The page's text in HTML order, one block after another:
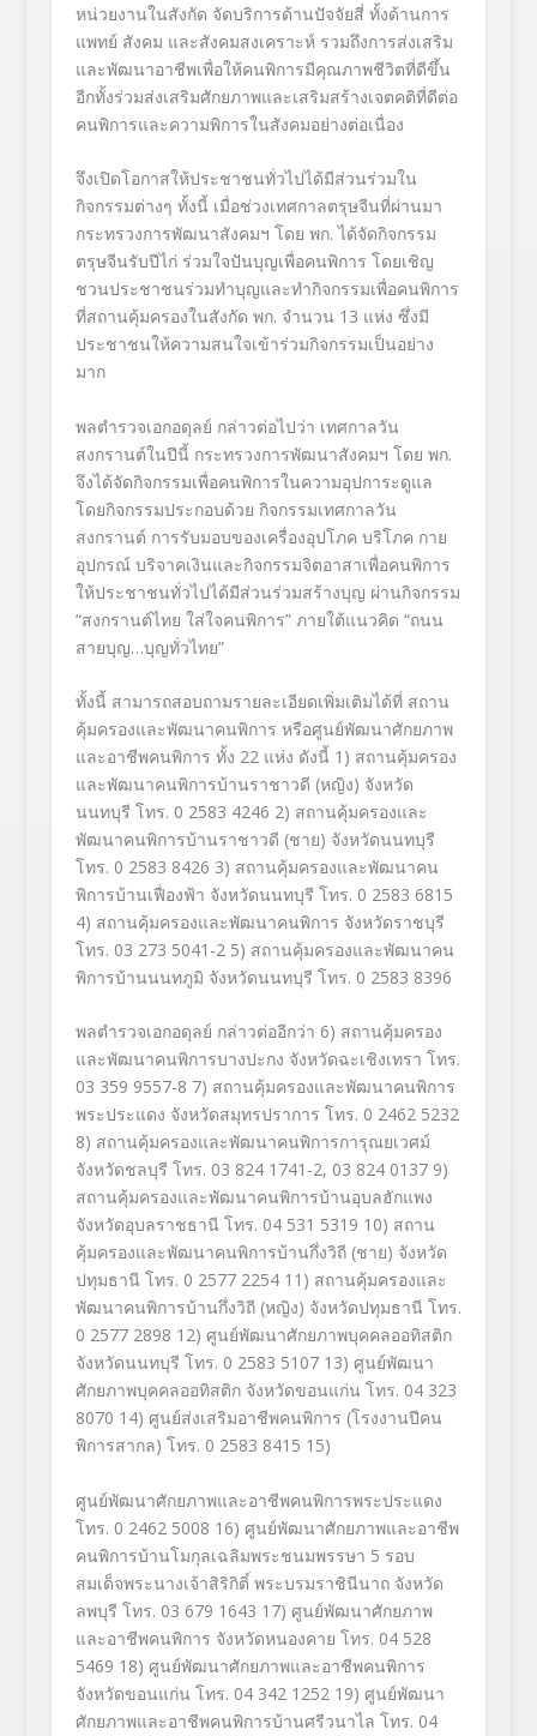
หน่วยงานในสังกัด จัดบริการด้านปัจจัยสี่ ทั้งด้านการ
แพทย์ สังคม และสังคมสงเคราะห์ รวมถึงการส่งเสริม
และพัฒนาอาชีพเพื่อให้คนพิการมีคุณภาพชีวิตที่ดีขึ้น
อีกทั้งร่วมส่งเสริมศักยภาพและเสริมสร้างเจตคติที่ดีต่อ
คนพิการและความพิการในสังคมอย่างต่อเนื่อง
จึงเปิดโอกาสให้ประชาชนทั่วไปได้มีส่วนร่วมใน
กิจกรรมต่างๆ ทั้งนี้ เมื่อช่วงเทศกาลตรุษจีนที่ผ่านมา
กระทรวงการพัฒนาสังคมฯ โดย พก. ได้จัดกิจกรรม
ตรุษจีนรับปีไก่ ร่วมใจปันบุญเพื่อคนพิการ โดยเชิญ
ชวนประชาชนร่วมทำบุญและทำกิจกรรมเพื่อคนพิการ
ที่สถานคุ้มครองในสังกัด พก. จำนวน 13 แห่ง ซึ่งมี
ประชาชนให้ความสนใจเข้าร่วมกิจกรรมเป็นอย่าง
มาก
พลตำรวจเอกอดุลย์ กล่าวต่อไปว่า เทศกาลวัน
สงกรานต์ในปีนี้ กระทรวงการพัฒนาสังคมฯ โดย พก.
จึงได้จัดกิจกรรมเพื่อคนพิการในความอุปการะดูแล
โดยกิจกรรมประกอบด้วย กิจกรรมเทศกาลวัน
สงกรานต์ การรับมอบของเครื่องอุปโภค บริโภค กาย
อุปกรณ์ บริจาคเงินและกิจกรรมจิตอาสาเพื่อคนพิการ
ให้ประชาชนทั่วไปได้มีส่วนร่วมสร้างบุญ ผ่านกิจกรรม
“สงกรานต์ไทย ใส่ใจคนพิการ” ภายใต้แนวคิด “ถนน
สายบุญ…บุญทั่วไทย”
ทั้งนี้ สามารถสอบถามรายละเอียดเพิ่มเติมได้ที่ สถาน
คุ้มครองและพัฒนาคนพิการ หรือศูนย์พัฒนาศักยภาพ
และอาชีพคนพิการ ทั้ง 22 แห่ง ดังนี้ 1) สถานคุ้มครอง
และพัฒนาคนพิการบ้านราชาวดี (หญิง) จังหวัด
นนทบุรี โทร. 0 2583 4246 2) สถานคุ้มครองและ
พัฒนาคนพิการบ้านราชาวดี (ชาย) จังหวัดนนทบุรี
โทร. 0 2583 8426 3) สถานคุ้มครองและพัฒนาคน
พิการบ้านเฟื่องฟ้า จังหวัดนนทบุรี โทร. 0 2583 6815
4) สถานคุ้มครองและพัฒนาคนพิการ จังหวัดราชบุรี
โทร. 03 273 5041-2 5) สถานคุ้มครองและพัฒนาคน
พิการบ้านนนทภูมิ จังหวัดนนทบุรี โทร. 0 2583 8396
พลตำรวจเอกอดุลย์ กล่าวต่ออีกว่า 6) สถานคุ้มครอง
และพัฒนาคนพิการบางปะกง จังหวัดฉะเชิงเทรา โทร.
03 359 9557-8 7) สถานคุ้มครองและพัฒนาคนพิการ
พระประแดง จังหวัดสมุทรปราการ โทร. 0 2462 5232
8) สถานคุ้มครองและพัฒนาคนพิการการุณยเวศม์
จังหวัดชลบุรี โทร. 03 824 1741-2, 03 824 0137 9)
สถานคุ้มครองและพัฒนาคนพิการบ้านอุบลฮักแพง
จังหวัดอุบลราชธานี โทร. 04 531 5319 10) สถาน
คุ้มครองและพัฒนาคนพิการบ้านกึ่งวิถี (ชาย) จังหวัด
ปทุมธานี โทร. 0 2577 2254 11) สถานคุ้มครองและ
พัฒนาคนพิการบ้านกึ่งวิถี (หญิง) จังหวัดปทุมธานี โทร.
0 2577 2898 12) ศูนย์พัฒนาศักยภาพบุคคลออทิสติก
จังหวัดนนทบุรี โทร. 0 2583 5107 13) ศูนย์พัฒนา
ศักยภาพบุคคลออทิสติก จังหวัดขอนแก่น โทร. 04 323
8070 14) ศูนย์ส่งเสริมอาชีพคนพิการ (โรงงานปีคน
พิการสากล) โทร. 0 2583 8415 15)
ศูนย์พัฒนาศักยภาพและอาชีพคนพิการพระประแดง
โทร. 0 2462 5008 16) ศูนย์พัฒนาศักยภาพและอาชีพ
คนพิการบ้านโมกุลเฉลิมพระชนมพรรษา 5 รอบ
สมเด็จพระนางเจ้าสิริกิติ์ พระบรมราชินีนาถ จังหวัด
ลพบุรี โทร. 03 679 1643 17) ศูนย์พัฒนาศักยภาพ
และอาชีพคนพิการ จังหวัดหนองคาย โทร. 04 528
5469 18) ศูนย์พัฒนาศักยภาพและอาชีพคนพิการ
จังหวัดขอนแก่น โทร. 04 342 1252 19) ศูนย์พัฒนา
ศักยภาพและอาชีพคนพิการบ้านศรีวนาไล โทร. 04